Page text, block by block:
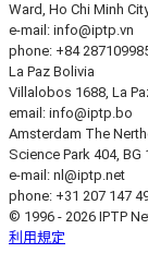
Ward, Ho Chi Minh
e-mail: info
iptp.vn
phone: +84
La Paz Bolivia
Villalobos 1688, La
email: info
iptp.bo
Amsterdam The
Science Park 404,
e-mail: nl
iptp.net
phone: +31 207 147
© 1996 - 2026 IPTP
利用規定